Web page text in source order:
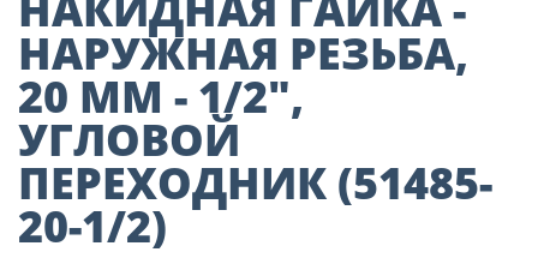
Пиломатериалы
Декор
Изоляция
НАРУЖНАЯ РЕЗЬБА,
20 ММ - 1/2″,
УГЛОВОЙ
ПЕРЕХОДНИК (51485-
20-1/2)